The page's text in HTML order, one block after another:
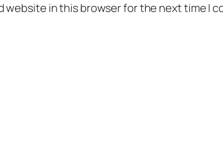
website in this browser for the next time I